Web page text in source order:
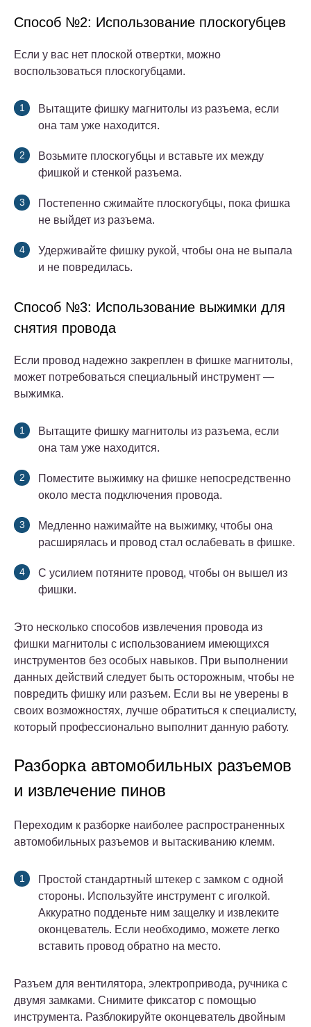
Способ №2: Использование плоскогубцев
Если у вас нет плоской отвертки, можно
воспользоваться плоскогубцами.
Вытащите фишку магнитолы из разъема, если
она там уже находится.
Возьмите плоскогубцы и вставьте их между
фишкой и стенкой разъема.
Постепенно сжимайте плоскогубцы, пока фишка
не выйдет из разъема.
Удерживайте фишку рукой, чтобы она не выпала
и не повредилась.
Способ №3: Использование выжимки для
снятия провода
Если провод надежно закреплен в фишке магнитолы,
может потребоваться специальный инструмент —
выжимка.
Вытащите фишку магнитолы из разъема, если
она там уже находится.
Поместите выжимку на фишке непосредственно
около места подключения провода.
Медленно нажимайте на выжимку, чтобы она
расширялась и провод стал ослабевать в фишке.
С усилием потяните провод, чтобы он вышел из
фишки.
Это несколько способов извлечения провода из
фишки магнитолы с использованием имеющихся
инструментов без особых навыков. При выполнении
данных действий следует быть осторожным, чтобы не
повредить фишку или разъем. Если вы не уверены в
своих возможностях, лучше обратиться к специалисту,
который профессионально выполнит данную работу.
Разборка автомобильных разъемов
и извлечение пинов
Переходим к разборке наиболее распространенных
автомобильных разъемов и вытаскиванию клемм.
Простой стандартный штекер с замком с одной
стороны. Используйте инструмент с иголкой.
Аккуратно подденьте ним защелку и извлеките
оконцеватель. Если необходимо, можете легко
вставить провод обратно на место.
Разъем для вентилятора, электропривода, ручника с
двумя замками. Снимите фиксатор с помощью
инструмента. Разблокируйте оконцеватель двойным